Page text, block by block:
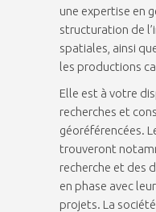
une expertise en
structuration de
spatiales, ainsi
les productions
Elle est à votre
recherches et
géoréférencées.
trouveront
recherche et des
en phase avec
projets. La